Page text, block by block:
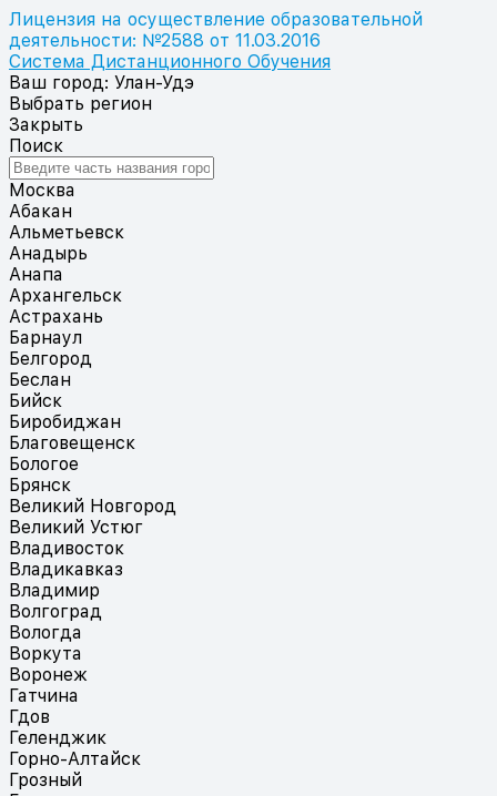
Лицензия на осуществление образовательной
деятельности: №2588 от 11.03.2016
Система Дистанционного Обучения
Ваш город: Улан-Удэ
Выбрать регион
Закрыть
Поиск
Москва
Абакан
Альметьевск
Анадырь
Анапа
Архангельск
Астрахань
Барнаул
Белгород
Беслан
Бийск
Биробиджан
Благовещенск
Бологое
Брянск
Великий Новгород
Великий Устюг
Владивосток
Владикавказ
Владимир
Волгоград
Вологда
Воркута
Воронеж
Гатчина
Гдов
Геленджик
Горно-Алтайск
Грозный